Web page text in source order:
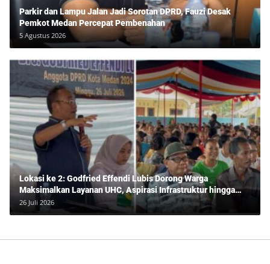
Parkir dan Lampu Jalan Jadi Sorotan DPRD, Fauzi Desak
Pemkot Medan Percepat Pembenahan
5 Agustus 2026
Lokasi ke 2: Godfried Effendi Lubis Dorong Warga
Maksimalkan Layanan UHC, Aspirasi Infrastruktur hingga
Pendidikan Mengemuka dalam Reses Medan Amplas
26 Juli 2026